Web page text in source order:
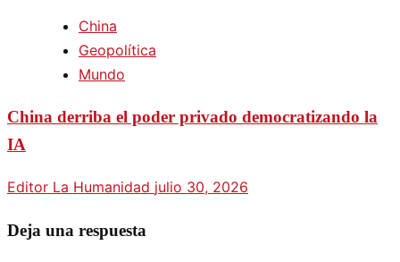
China
Geopolítica
Mundo
China derriba el poder privado democratizando la
IA
Editor La Humanidad julio 30, 2026
Deja una respuesta